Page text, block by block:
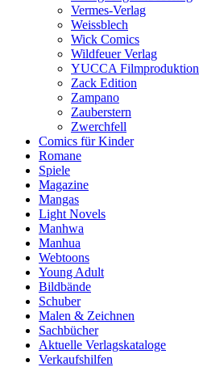
Vermes-Verlag
Weissblech
Wick Comics
Wildfeuer Verlag
YUCCA Filmproduktion
Zack Edition
Zampano
Zauberstern
Zwerchfell
Comics für Kinder
Romane
Spiele
Magazine
Mangas
Light Novels
Manhwa
Manhua
Webtoons
Young Adult
Bildbände
Schuber
Malen & Zeichnen
Sachbücher
Aktuelle Verlagskataloge
Verkaufshilfen